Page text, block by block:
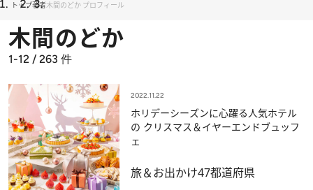
トップ著者木間のどか プロフィール
木間のどか
1-12 / 263 件
2022.11.22
ホリデーシーズンに心躍る人気ホテル
の クリスマス＆イヤーエンドブュッフ
ェ
旅＆お出かけ47都道府県